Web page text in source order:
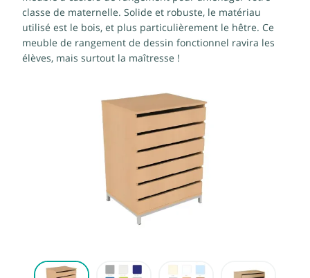
classe de maternelle. Solide et robuste, le matériau
utilisé est le bois, et plus particulièrement le hêtre. Ce
meuble de rangement de dessin fonctionnel ravira les
élèves, mais surtout la maîtresse !